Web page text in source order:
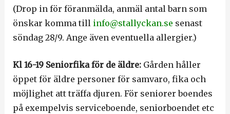
(Drop in för föranmälda, anmäl antal barn som
önskar komma till info@stallyckan.se senast
söndag 28/9. Ange även eventuella allergier.)
Kl 16-19 Seniorfika för de äldre: Gården håller
öppet för äldre personer för samvaro, fika och
möjlighet att träffa djuren. För seniorer boendes
på exempelvis serviceboende, seniorboendet etc